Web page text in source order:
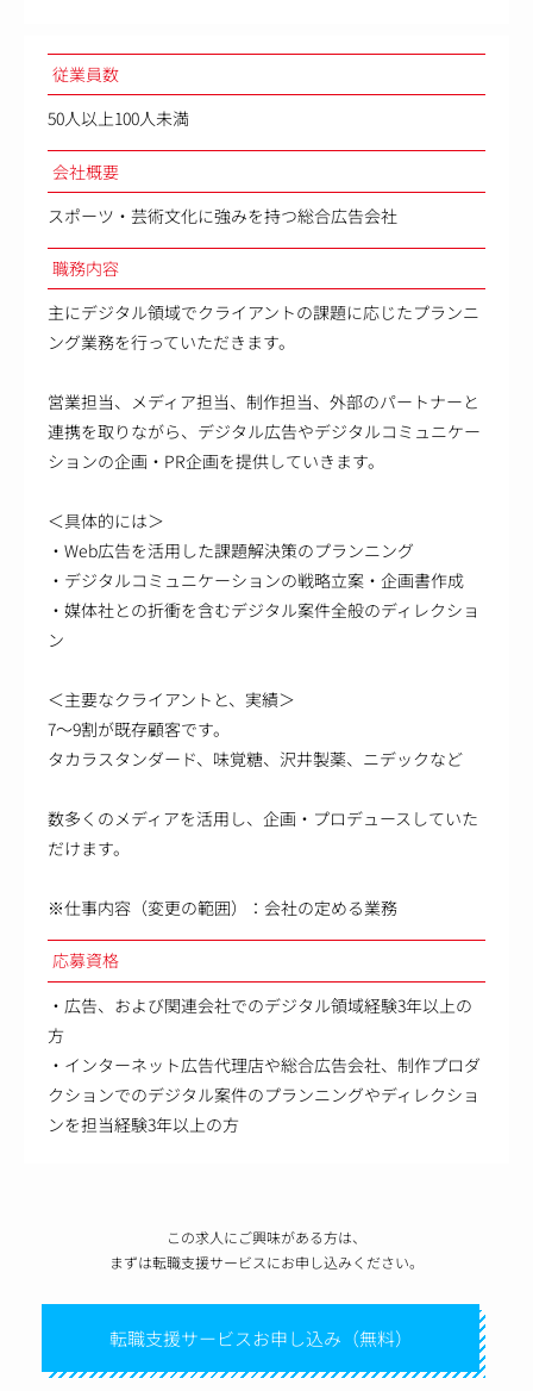
従業員数
50人以上100人未満
会社概要
スポーツ・芸術文化に強みを持つ総合広告会社
職務内容
主にデジタル領域でクライアントの課題に応じたプランニ
ング業務を行っていただきます。
営業担当、メディア担当、制作担当、外部のパートナーと
連携を取りながら、デジタル広告やデジタルコミュニケー
ションの企画・PR企画を提供していきます。
＜具体的には＞
・Web広告を活用した課題解決策のプランニング
・デジタルコミュニケーションの戦略立案・企画書作成
・媒体社との折衝を含むデジタル案件全般のディレクショ
ン
＜主要なクライアントと、実績＞
7～9割が既存顧客です。
タカラスタンダード、味覚糖、沢井製薬、ニデックなど
数多くのメディアを活用し、企画・プロデュースしていた
だけます。
※仕事内容（変更の範囲）：会社の定める業務
応募資格
・広告、および関連会社でのデジタル領域経験3年以上の
方
・インターネット広告代理店や総合広告会社、制作プロダ
クションでのデジタル案件のプランニングやディレクショ
ンを担当経験3年以上の方
この求人にご興味がある方は、
まずは転職支援サービスにお申し込みください。
転職支援サービスお申し込み（無料）